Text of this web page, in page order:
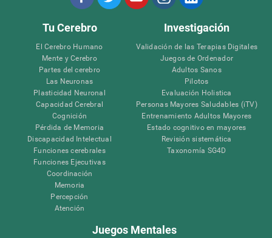
Tu Cerebro
El Cerebro Humano
Mente y Cerebro
Partes del cerebro
Las Neuronas
Plasticidad Neuronal
Capacidad Cerebral
Cognición
Pérdida de Memoria
Discapacidad Intelectual
Funciones cerebrales
Funciones Ejecutivas
Coordinación
Memoria
Percepción
Atención
Investigación
Validación de las Terapias Digitales
Juegos de Ordenador
Adultos Sanos
Pilotos
Evaluación Holistica
Personas Mayores Saludables (iTV)
Entrenamiento Adultos Mayores
Estado cognitivo en mayores
Revisión sistemática
Taxonomía SG4D
Juegos Mentales